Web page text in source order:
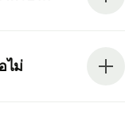
ไม่